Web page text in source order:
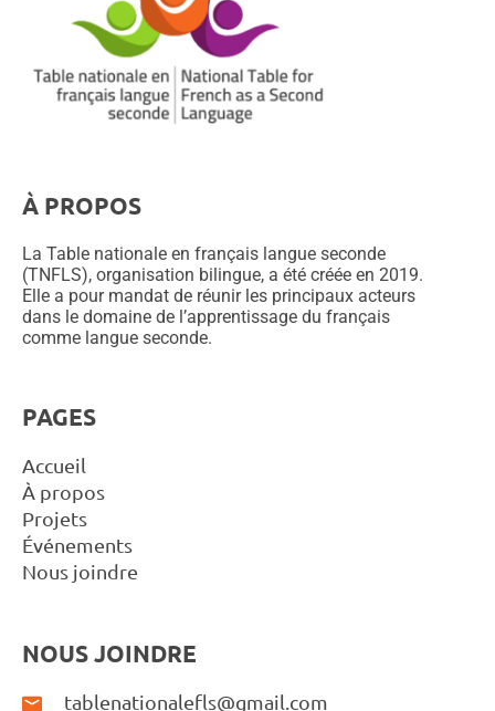
À PROPOS
La Table nationale en français langue seconde
(TNFLS), organisation bilingue, a été créée en 2019.
Elle a pour mandat de réunir les principaux acteurs
dans le domaine de l’apprentissage du français
comme langue seconde.
PAGES
Accueil
À propos
Projets
Événements
Nous joindre
NOUS JOINDRE
tablenationalefls@gmail.com